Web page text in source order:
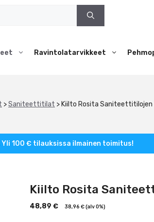
Ravintolatarvikkeet
>Saniteettitilat > Kiilto Rosita Saniteettitilojen
100 € tilauksissa ilmainen toimitus!
Kiilto Rosita
48,89 € 38,96 €(alv 0%)